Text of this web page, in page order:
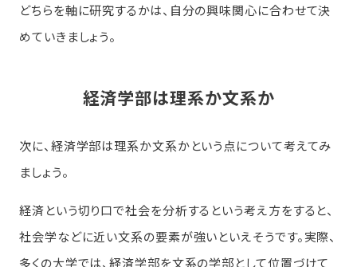
どちらを軸に研究するかは、自分の興味関心に合わせて決
めていきましょう。
経済学部は理系か文系か
次に、経済学部は理系か文系かという点について考えてみ
ましょう。
経済という切り口で社会を分析するという考え方をすると、
社会学などに近い文系の要素が強いといえそうです。実際、
多くの大学では、経済学部を文系の学部として位置づけて